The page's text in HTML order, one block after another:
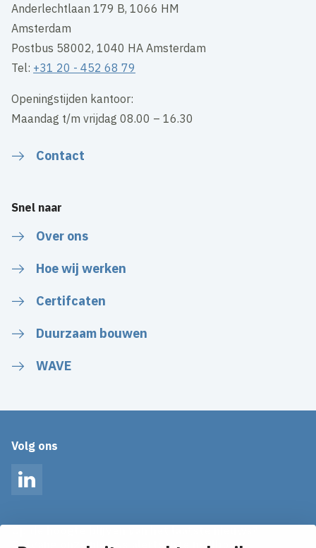
Anderlechtlaan 179 B, 1066 HM
Amsterdam
Postbus 58002, 1040 HA Amsterdam
Tel: +31 20 - 452 68 79
Openingstijden kantoor:
Maandag t/m vrijdag 08.00 – 16.30
Contact
Snel naar
Over ons
Hoe wij werken
Certifcaten
Duurzaam bouwen
WAVE
Volg ons
LinkedIn
Ontvang onze nieuws alerts in je mailbox!